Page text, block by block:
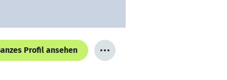
Profil ansehen